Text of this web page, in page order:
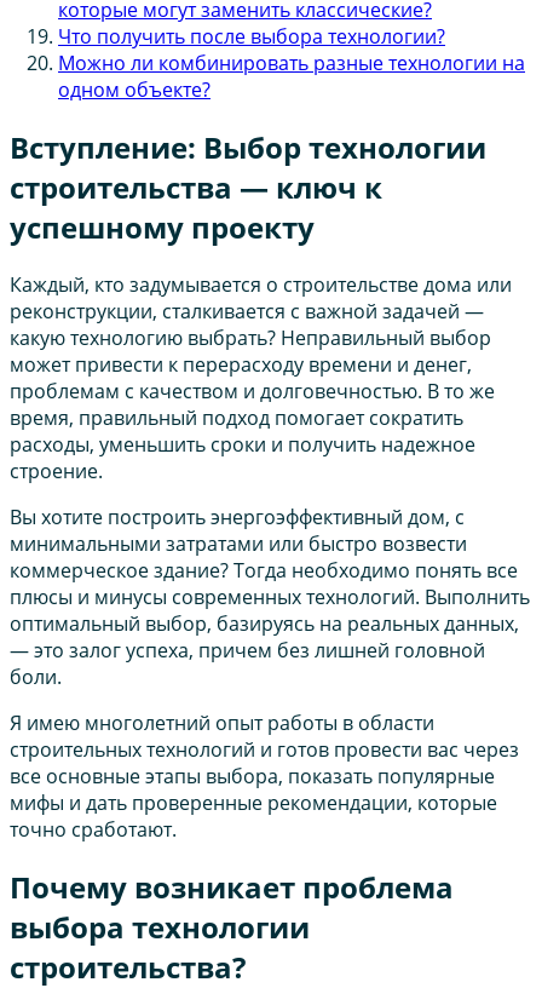
которые могут заменить классические?
Что получить после выбора технологии?
Можно ли комбинировать разные технологии на
одном объекте?
Вступление: Выбор технологии
строительства — ключ к
успешному проекту
Каждый, кто задумывается о строительстве дома или
реконструкции, сталкивается с важной задачей —
какую технологию выбрать? Неправильный выбор
может привести к перерасходу времени и денег,
проблемам с качеством и долговечностью. В то же
время, правильный подход помогает сократить
расходы, уменьшить сроки и получить надежное
строение.
Вы хотите построить энергоэффективный дом, с
минимальными затратами или быстро возвести
коммерческое здание? Тогда необходимо понять все
плюсы и минусы современных технологий. Выполнить
оптимальный выбор, базируясь на реальных данных,
— это залог успеха, причем без лишней головной
боли.
Я имею многолетний опыт работы в области
строительных технологий и готов провести вас через
все основные этапы выбора, показать популярные
мифы и дать проверенные рекомендации, которые
точно сработают.
Почему возникает проблема
выбора технологии
строительства?